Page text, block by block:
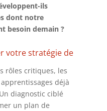
ils
dont notre
besoin demain ?
votre stratégie de
rôles critiques, les
déjà
diagnostic ciblé
un plan de